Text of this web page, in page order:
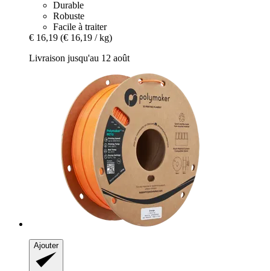
Durable
Robuste
Facile à traiter
€ 16,19 (€ 16,19 / kg)
Livraison jusqu'au 12 août
Ajouter